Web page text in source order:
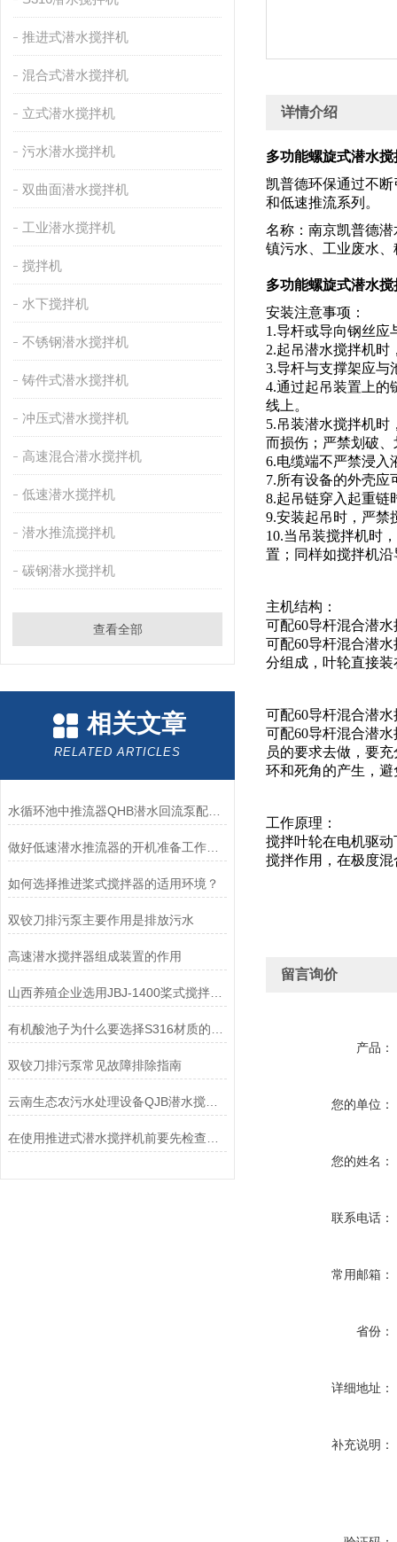
推进式潜水搅拌机
混合式潜水搅拌机
立式潜水搅拌机
污水潜水搅拌机
双曲面潜水搅拌机
工业潜水搅拌机
搅拌机
水下搅拌机
不锈钢潜水搅拌机
铸件式潜水搅拌机
冲压式潜水搅拌机
高速混合潜水搅拌机
低速潜水搅拌机
潜水推流搅拌机
碳钢潜水搅拌机
查看全部
相关文章
RELATED ARTICLES
水循环池中推流器QHB潜水回流泵配套使用的妙处
做好低速潜水推流器的开机准备工作很重要
如何选择推进桨式搅拌器的适用环境？
双铰刀排污泵主要作用是排放污水
高速潜水搅拌器组成装置的作用
山西养殖企业选用JBJ-1400桨式搅拌机处理养殖粪便效果好
双铰刀排污泵常见故障排除指南
云南生态农污水处理设备QJB潜水搅拌机材质、选型及安装系统如何选择？
详情介绍
多功能螺旋式潜水搅
凯普德环保通过不
和低速推流系列。
名称：南京凯普德潜
镇污水、工业废水
多功能螺旋式潜水搅
安装注意事项：
1.导杆或导向钢丝应
2.起吊潜水搅拌机时
3.导杆与支撑架应与
4.通过起吊装置上的
线上。
5.吊装潜水搅拌机时
而损伤；严禁划破
6.电缆端不严禁浸入
7.所有设备的外壳应
8.起吊链穿入起重链
9.安装起吊时，严禁
10.当吊装搅拌机时
置；同样如搅拌机
主机结构：
可配60导杆混合潜
可配60导杆混合潜
分组成，叶轮直接
可配60导杆混合潜
可配60导杆混合潜
员的要求去做，要
环和死角的产生，
工作原理：
搅拌叶轮在电机驱
搅拌作用，在极度
留言询价
产品：
您的单位：
您的姓名：
联系电话：
常用邮箱：
省份：
详细地址：
补充说明：